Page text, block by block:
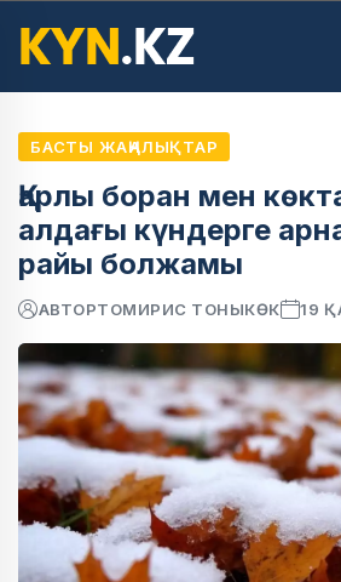
БАСТЫ ЖАҢАЛЫҚТАР
Қарлы боран мен
алдағы күндерге
райы болжамы
АВТОРТОМИРИС ТОНЫКӨК 19